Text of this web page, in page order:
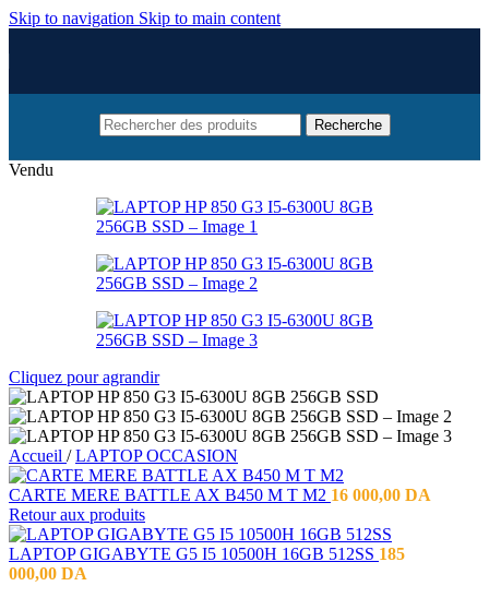
Skip to navigation Skip to main content
Recherche
Vendu
Cliquez pour agrandir
Accueil / LAPTOP OCCASION
CARTE MERE BATTLE AX B450 M T M2 16 000,00 DA
Retour aux produits
LAPTOP GIGABYTE G5 I5 10500H 16GB 512SS 185
000,00 DA